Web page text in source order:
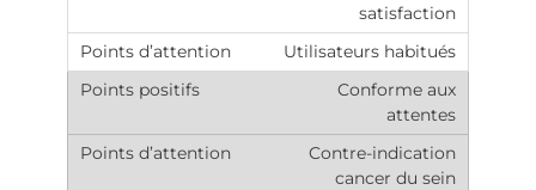
satisfaction
Utilisateurs habitués
Conforme aux
attentes
Contre-indication
cancer du sein